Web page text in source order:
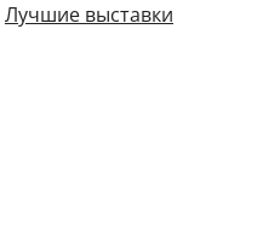
Лучшие выставки